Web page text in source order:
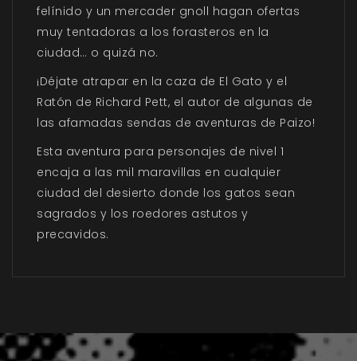
felínido y un mercader gnoll hagan ofertas
muy tentadoras a los forasteros en la
ciudad… o quizá no.
¡Déjate atrapar en la caza de El Gato y el
Ratón de Richard Pett, el autor de algunas de
las afamadas sendas de aventuras de Paizo!
Esta aventura para personajes de nivel 1
encaja a las mil maravillas en cualquier
ciudad del desierto donde los gatos sean
sagrados y los roedores astutos y
precavidos.